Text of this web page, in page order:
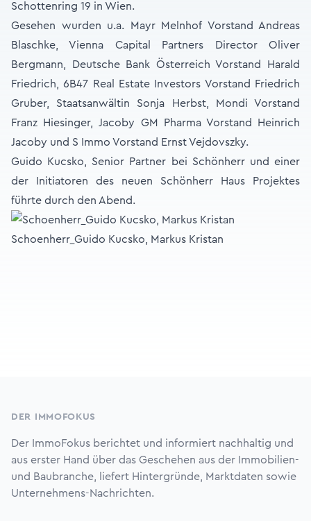
Schottenring 19 in Wien.
Gesehen wurden u.a. Mayr Melnhof Vorstand Andreas
Blaschke, Vienna Capital Partners Director Oliver
Bergmann, Deutsche Bank Österreich Vorstand Harald
Friedrich, 6B47 Real Estate Investors Vorstand Friedrich
Gruber, Staatsanwältin Sonja Herbst, Mondi Vorstand
Franz Hiesinger, Jacoby GM Pharma Vorstand Heinrich
Jacoby und S Immo Vorstand Ernst Vejdovszky.
Guido Kucsko, Senior Partner bei Schönherr und einer
der Initiatoren des neuen Schönherr Haus Projektes
führte durch den Abend.
Schoenherr_Guido Kucsko, Markus Kristan
DER IMMOFOKUS
Der ImmoFokus berichtet und informiert nachhaltig und
aus erster Hand über das Geschehen aus der Immobilien-
und Baubranche, liefert Hintergründe, Marktdaten sowie
Unternehmens-Nachrichten.